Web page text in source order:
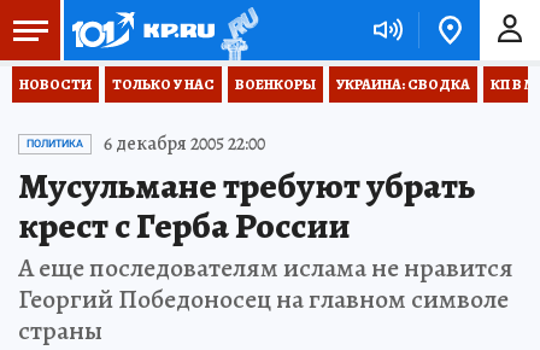
НОВОСТИ ТОЛЬКО У НАС ВОЕНКОРЫ УКРАИНА: СВОДКА КП В
ПОЛИТИКА 6 декабря 2005 22:00
Мусульмане требуют убрать
крест с Герба России
А еще последователям ислама не нравится
Георгий Победоносец на главном символе
страны